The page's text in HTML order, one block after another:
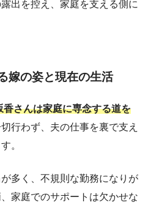
出を控え、家庭を支える側に
嫁の姿と現在の生活
香さんは家庭に専念する道を
行わず、夫の仕事を裏で支え
。
多く、不規則な勤務になりが
家庭でのサポートは欠かせな